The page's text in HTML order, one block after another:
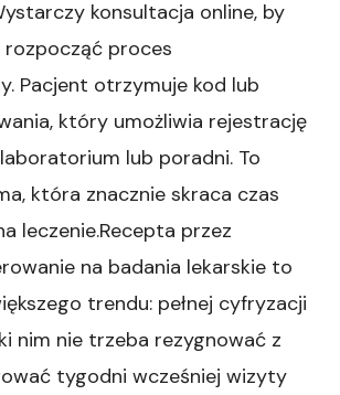
konsultacja online, by
rozpocząć proces
Pacjent otrzymuje kod lub
który umożliwia rejestrację
lub poradni. To
która znacznie skraca czas
leczenie.Recepta przez
na badania lekarskie to
trendu: pełnej cyfryzacji
nim nie trzeba rezygnować z
tygodni wcześniej wizyty